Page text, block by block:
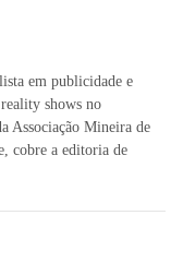
em publicidade e
shows no
Associação Mineira de
cobre a editoria de